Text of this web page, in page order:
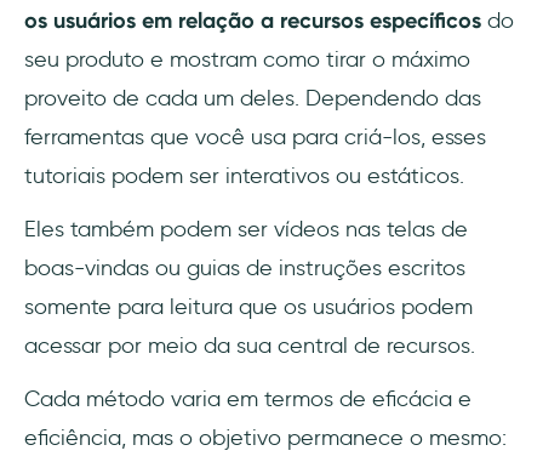
os usuários em relação a recursos específicos do
seu produto e mostram como tirar o máximo
proveito de cada um deles. Dependendo das
ferramentas que você usa para criá-los, esses
tutoriais podem ser interativos ou estáticos.
Eles também podem ser vídeos nas telas de
boas-vindas ou guias de instruções escritos
somente para leitura que os usuários podem
acessar por meio da sua central de recursos.
Cada método varia em termos de eficácia e
eficiência, mas o objetivo permanece o mesmo: